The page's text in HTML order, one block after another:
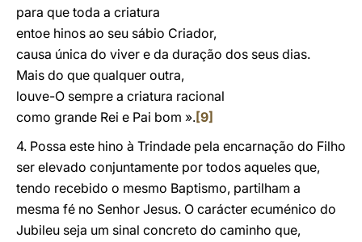
para que toda a criatura
entoe hinos ao seu sábio Criador,
causa única do viver e da duração dos seus dias.
Mais do que qualquer outra,
louve-O sempre a criatura racional
como grande Rei e Pai bom ».[9]
4. Possa este hino à Trindade pela encarnação do Filho
ser elevado conjuntamente por todos aqueles que,
tendo recebido o mesmo Baptismo, partilham a
mesma fé no Senhor Jesus. O carácter ecuménico do
Jubileu seja um sinal concreto do caminho que,